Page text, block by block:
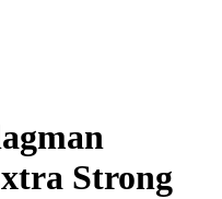
Strong